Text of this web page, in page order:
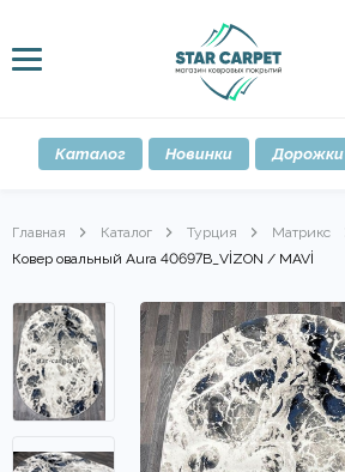
Каталог Новинки Дорожки
Главная Каталог Турция Матрикс
Ковер овальный Aura 40697B_VİZON / MAVİ